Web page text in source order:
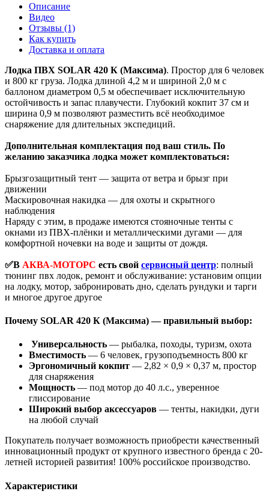
Описание
Видео
Отзывы (1)
Как купить
Доставка и оплата
Лодка ПВХ SOLAR 420 К (Максима). Простор для 6 человек
и 800 кг груза. Лодка длиной 4,2 м и шириной 2,0 м с
баллоном диаметром 0,5 м обеспечивает исключительную
остойчивость и запас плавучести. Глубокий кокпит 37 см и
ширина 0,9 м позволяют разместить всё необходимое
снаряжение для длительных экспедиций.
Дополнительная комплектация под ваш стиль. По
желанию заказчика лодка может комплектоваться:
Брызгозащитный тент — защита от ветра и брызг при
движении
Маскировочная накидка — для охоты и скрытного
наблюдения
Наряду с этим, в продаже имеются стояночные тенты с
окнами из ПВХ-плёнки и металлическими дугами — для
комфортной ночевки на воде и защиты от дождя.
✅В АКВА-МОТОРС есть свой сервисный центр: полный
тюнинг пвх лодок, ремонт и обслуживание: установим опции
на лодку, мотор, забронировать дно, сделать рундуки и тарги
и многое другое другое
Почему SOLAR 420 К (Максима) — правильный выбор:
Универсальность — рыбалка, походы, туризм, охота
Вместимость — 6 человек, грузоподъемность 800 кг
Эргономичный кокпит — 2,82 × 0,9 × 0,37 м, простор
для снаряжения
Мощность — под мотор до 40 л.с., уверенное
глиссирование
Широкий выбор аксессуаров — тенты, накидки, дуги
на любой случай
Покупатель получает возможность приобрести качественный
инновационный продукт от крупного известного бренда с 20-
летней историей развития! 100% российское производство.
Характеристики